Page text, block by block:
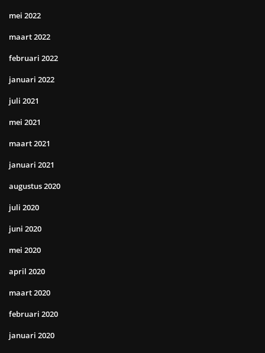
mei 2022
maart 2022
februari 2022
januari 2022
juli 2021
mei 2021
maart 2021
januari 2021
augustus 2020
juli 2020
juni 2020
mei 2020
april 2020
maart 2020
februari 2020
januari 2020